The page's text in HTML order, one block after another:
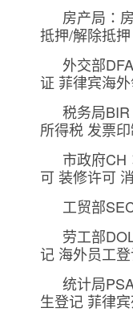
房产局：
抵押/解除抵
外交部
证 菲律宾海
税务局
所得税 发票
市政府CH
可 装修许可
工贸部
劳工部
记 海外员工
统计局
生登记 菲律